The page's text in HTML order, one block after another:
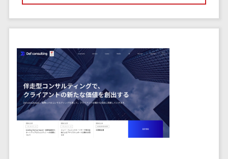
IT点呼サービス>
医療・介護業界向け
電子カルテ>
障害福祉ソフト>
介護ソフト>
オンライン診療システム>
オンコール代行サービス>
訪問看護ステーション向けサービ
ネージソフト
オンライン校
Web会議シス
テム
プロジェクト
管理ツール